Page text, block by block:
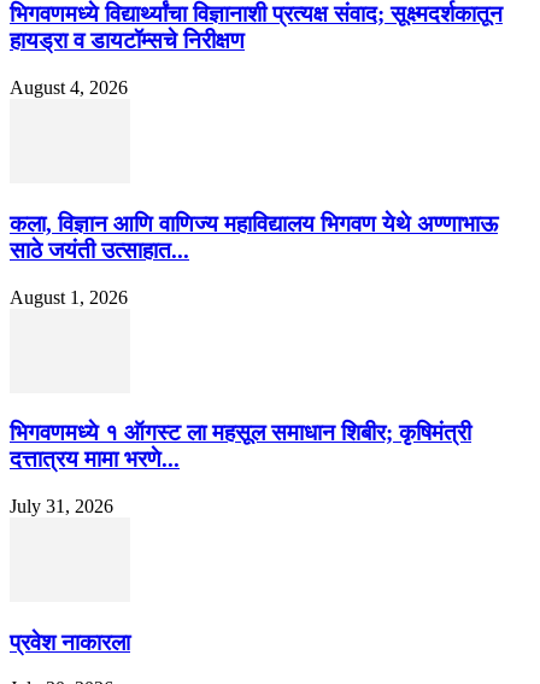
भिगवणमध्ये विद्यार्थ्यांचा विज्ञानाशी प्रत्यक्ष संवाद; सूक्ष्मदर्शकातून
हायड्रा व डायटॉम्सचे निरीक्षण
August 4, 2026
कला, विज्ञान आणि वाणिज्य महाविद्यालय भिगवण येथे अण्णाभाऊ
साठे जयंती उत्साहात...
August 1, 2026
भिगवणमध्ये १ ऑगस्ट ला महसूल समाधान शिबीर; कृषिमंत्री
दत्तात्रय मामा भरणे...
July 31, 2026
प्रवेश नाकारला